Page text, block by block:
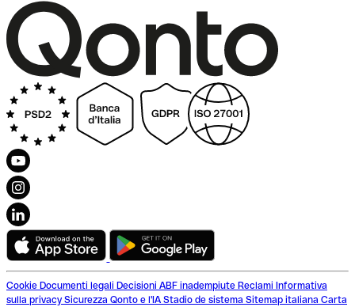
Cookie Documenti legali Decisioni ABF inadempiute Reclami Informativa
sulla privacy Sicurezza Qonto e l'IA Stadio de sistema Sitemap italiana Carta